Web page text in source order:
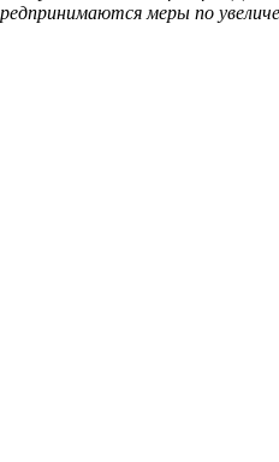
меры по